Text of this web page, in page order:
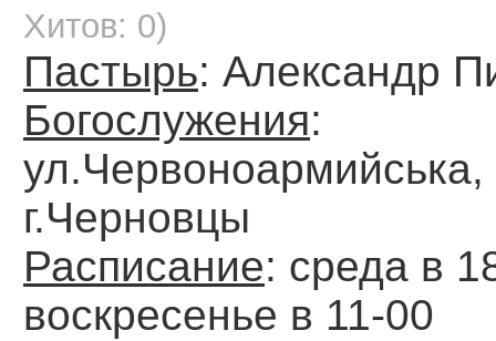
Хитов: 0)
Пастырь: Александр
Богослужения:
г.Черновцы
Расписание: среда в
воскресенье в 11-00